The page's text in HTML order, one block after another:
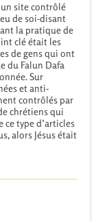
site contrôlé
de soi-disant
la pratique de
clé était les
de gens qui ont
du Falun Dafa
Sur
et anti-
contrôlés par
chrétiens qui
type d’articles
alors Jésus était